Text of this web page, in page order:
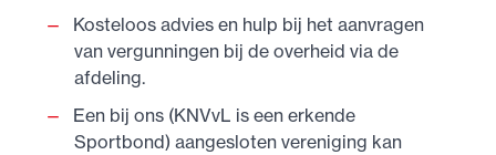
Kosteloos advies en hulp bij het aanvragen
van vergunningen bij de overheid via de
afdeling.
Een bij ons (KNVvL is een erkende
Sportbond) aangesloten vereniging kan